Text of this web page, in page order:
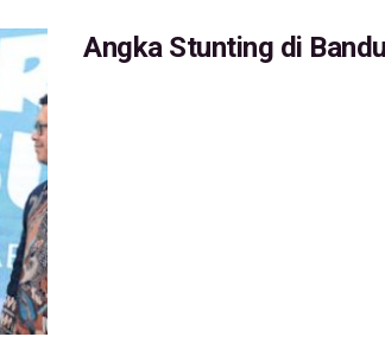
Angka Stunting di